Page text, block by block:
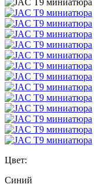
Цвет:
Синий